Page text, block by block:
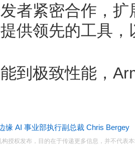
者紧密合作，
供领先的工具
到极致性能，
缘 AI 事业部执行副总裁 Chris Bergey
授权发布，目的在于传递更多信息，并不代表